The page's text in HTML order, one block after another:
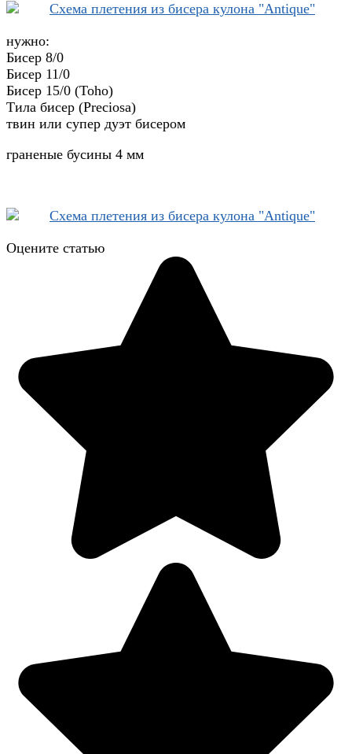
нужно:
Бисер 8/0
Бисер 11/0
Бисер 15/0 (Toho)
Тила бисер (Preciosa)
твин или супер дуэт бисером
граненые бусины 4 мм
Оцените статью